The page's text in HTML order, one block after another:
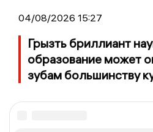
04/08/2026 15:27
Грызть бриллиант
образование может
зубам большинству